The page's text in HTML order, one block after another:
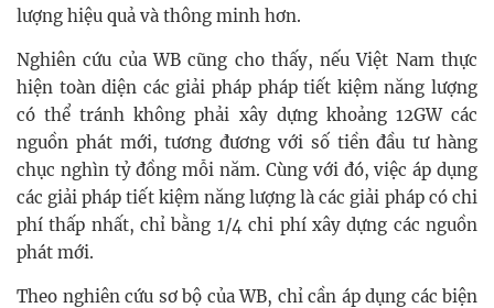
lượng hiệu quả và thông minh hơn.
Nghiên cứu của WB cũng cho thấy, nếu Việt Nam thực
hiện toàn diện các giải pháp pháp tiết kiệm năng lượng
có thể tránh không phải xây dựng khoảng 12GW các
nguồn phát mới, tương đương với số tiền đầu tư hàng
chục nghìn tỷ đồng mỗi năm. Cùng với đó, việc áp dụng
các giải pháp tiết kiệm năng lượng là các giải pháp có chi
phí thấp nhất, chỉ bằng 1/4 chi phí xây dựng các nguồn
phát mới.
Theo nghiên cứu sơ bộ của WB, chỉ cần áp dụng các biện